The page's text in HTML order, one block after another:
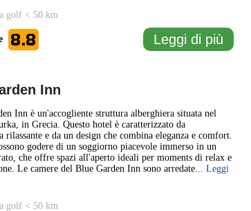
golf < 50 km
8.8 Leggi di più
Inn
Inn è un'accogliente struttura alberghiera situata nel
in Grecia. Questo hotel è caratterizzato da
rilassante e da un design che combina eleganza e comfort.
godere di un soggiorno piacevole immerso in un
che offre spazi all'aperto ideali per moments di relax e
Le camere del Blue Garden Inn sono arredate... Leggi
golf < 50 km